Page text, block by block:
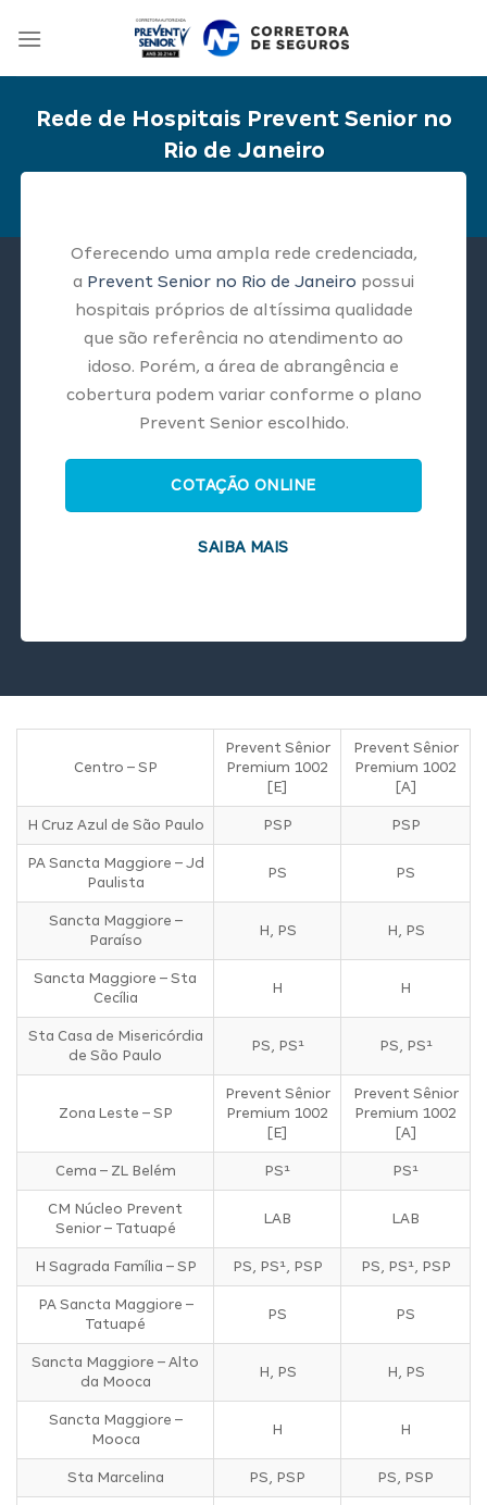
Rede de Hospitais Prevent Senior no
Rio de Janeiro
Oferecendo uma ampla rede credenciada,
a Prevent Senior no Rio de Janeiro possui
hospitais próprios de altíssima qualidade
que são referência no atendimento ao
idoso. Porém, a área de abrangência e
cobertura podem variar conforme o plano
Prevent Senior escolhido.
COTAÇÃO ONLINE
SAIBA MAIS
Centro – SP
Prevent Sênior
Premium 1002
[E]
Prevent Sênior
Premium 1002
[A]
H Cruz Azul de São Paulo PSP PSP
PA Sancta Maggiore – Jd
Paulista
PS PS
Sancta Maggiore –
Paraíso
H, PS H, PS
Sancta Maggiore – Sta
Cecília
H H
Sta Casa de Misericórdia
de São Paulo
PS, PS¹ PS, PS¹
Zona Leste – SP
Prevent Sênior
Premium 1002
[E]
Prevent Sênior
Premium 1002
[A]
Cema – ZL Belém PS¹ PS¹
CM Núcleo Prevent
Senior – Tatuapé
LAB LAB
H Sagrada Família – SP PS, PS¹, PSP PS, PS¹, PSP
PA Sancta Maggiore –
Tatuapé
PS PS
Sancta Maggiore – Alto
da Mooca
H, PS H, PS
Sancta Maggiore –
Mooca
H H
Sta Marcelina PS, PSP PS, PSP